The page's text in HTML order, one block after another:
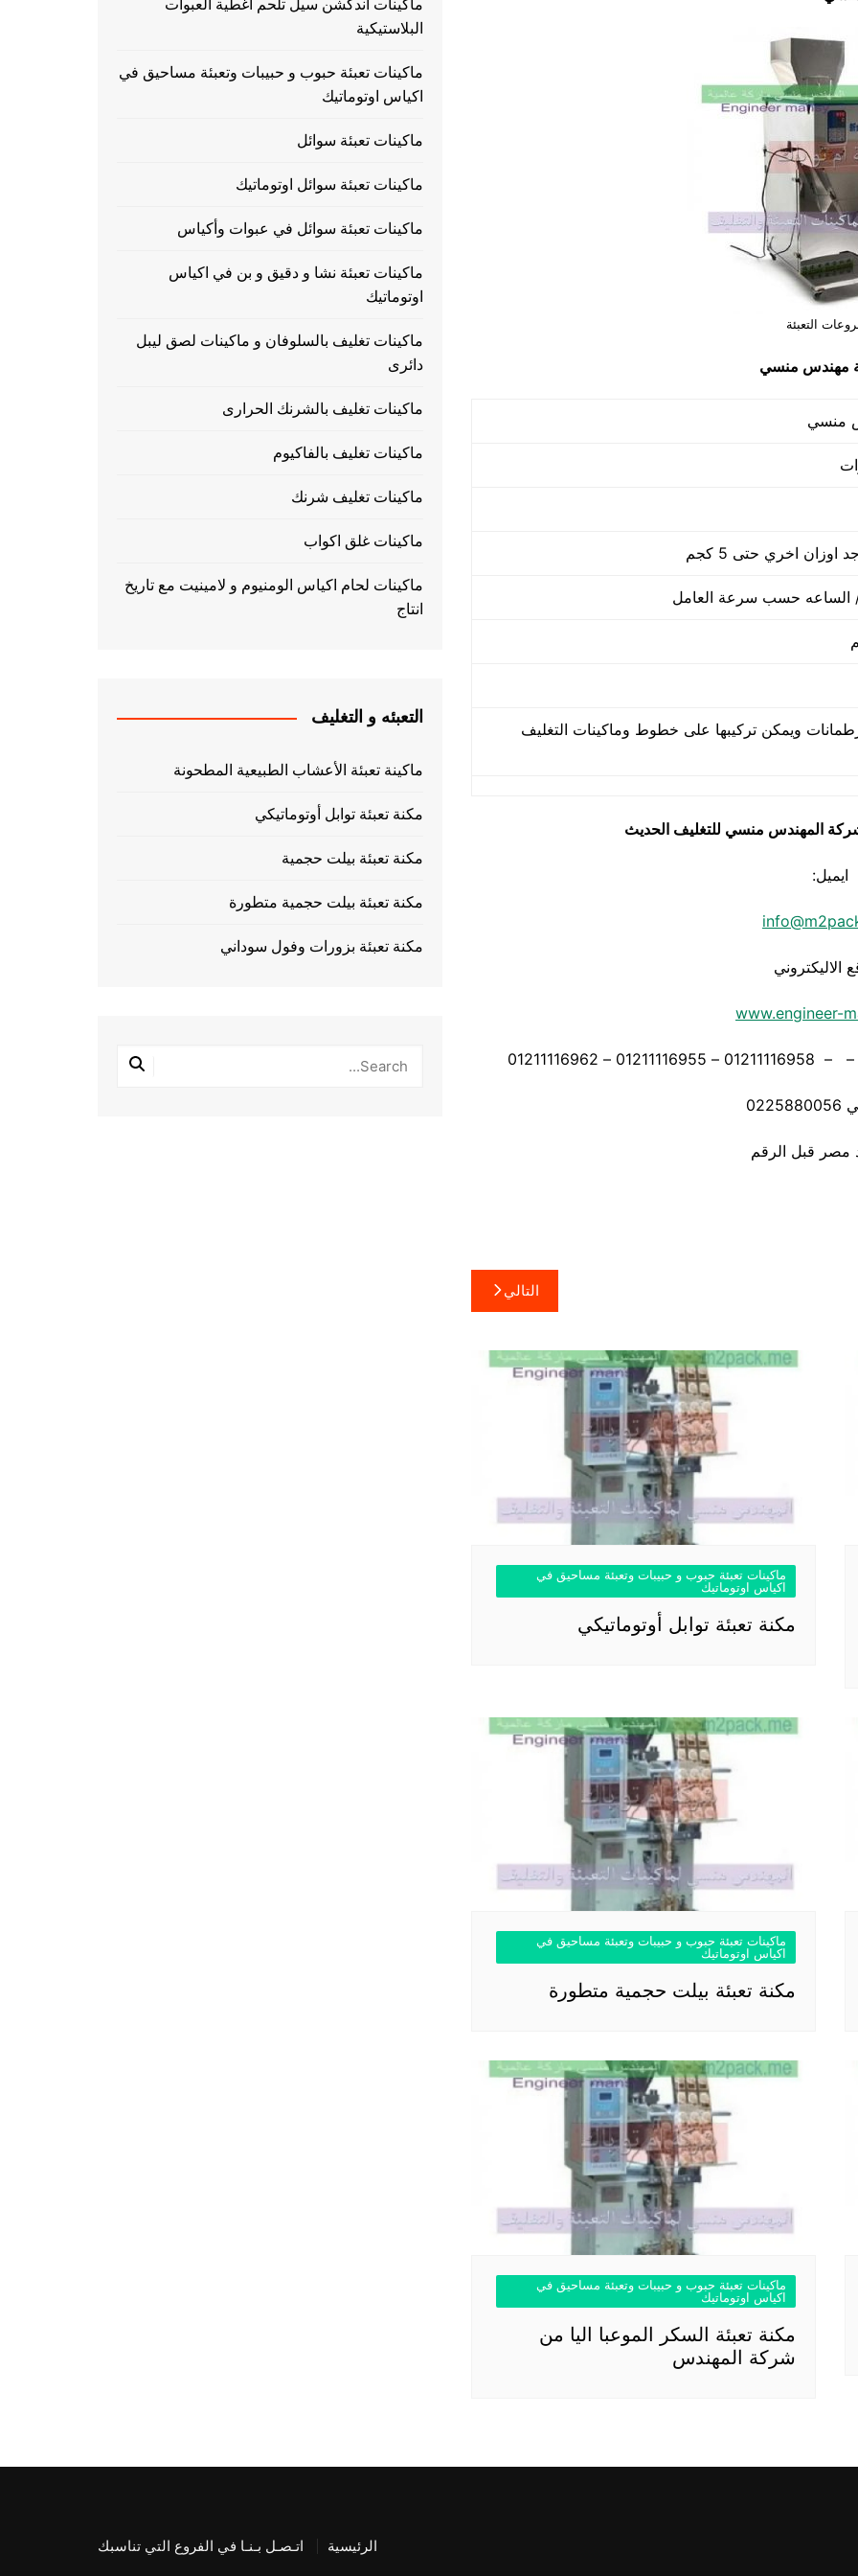
التعبئة
ويمكن تركيبها على خطوط وماكينات التغليف
شركة المهندس منسي للتغليف الحديث
ايميل:
الاليكتروني
www.engineer-
التالي
ماكينات تعبئة حبوب و حبيبات وتعبئة مساحيق في
اكياس اوتوماتيك
مكنة تعبئة توابل أوتوماتيكي
ماكينات تعبئة حبوب و حبيبات وتعبئة مساحيق في
اكياس اوتوماتيك
مكنة تعبئة بيلت حجمية متطورة
ماكينات تعبئة حبوب و حبيبات وتعبئة مساحيق في
اكياس اوتوماتيك
مكنة تعبئة السكر الموعبا اليا من
شركة المهندس
ماكينات اندكشن سيل تلحم اغطية العبوات
البلاستيكية
ماكينات تعبئة حبوب و حبيبات وتعبئة مساحيق في
اكياس اوتوماتيك
ماكينات تعبئة سوائل
ماكينات تعبئة سوائل اوتوماتيك
ماكينات تعبئة سوائل في عبوات وأكياس
ماكينات تعبئة نشا و دقيق و بن في اكياس
اوتوماتيك
ماكينات تغليف بالسلوفان و ماكينات لصق ليبل
دائرى
ماكينات تغليف بالشرنك الحرارى
ماكينات تغليف بالفاكيوم
ماكينات تغليف شرنك
ماكينات غلق اكواب
ماكينات لحام اكياس الومنيوم و لامينيت مع تاريخ
انتاج
التعبئه و التغليف
ماكينة تعبئة الأعشاب الطبيعية المطحونة
مكنة تعبئة توابل أوتوماتيكي
مكنة تعبئة بيلت حجمية
مكنة تعبئة بيلت حجمية متطورة
مكنة تعبئة بزورات وفول سوداني
الرئيسية اتـصـل بـنـا في الفروع التي تناسبك